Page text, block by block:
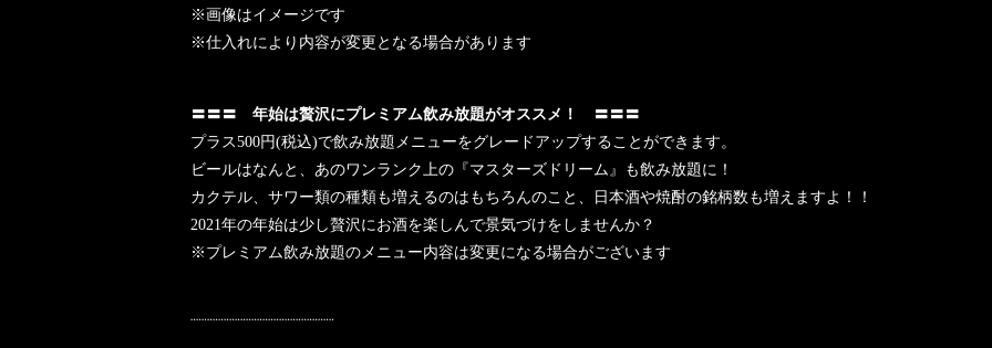
※画像はイメージです
※仕入れにより内容が変更となる場合があります
〓〓〓 年始は贅沢にプレミアム飲み放題がオススメ！ 〓〓〓
プラス500円(税込)で飲み放題メニューをグレードアップすることができます。
ビールはなんと、あのワンランク上の『マスターズドリーム』も飲み放題に！
カクテル、サワー類の種類も増えるのはもちろんのこと、日本酒や焼酎の銘柄数も増えますよ！！
2021年の年始は少し贅沢にお酒を楽しんで景気づけをしませんか？
※プレミアム飲み放題のメニュー内容は変更になる場合がございます
¨¨¨¨¨¨¨¨¨¨¨¨¨¨¨¨¨¨¨¨¨¨¨¨¨¨